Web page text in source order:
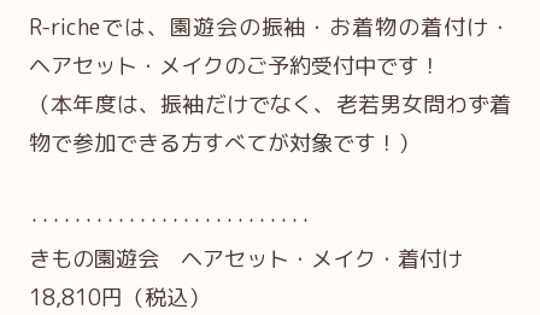
R-richeでは、園遊会の振袖・お着物の着付け・
ヘアセット・メイクのご予約受付中です！
（本年度は、振袖だけでなく、老若男女問わず着
物で参加できる方すべてが対象です！）
‥‥‥‥‥‥‥‥‥‥‥‥‥
きもの園遊会 ヘアセット・メイク・着付け
18,810円（税込）